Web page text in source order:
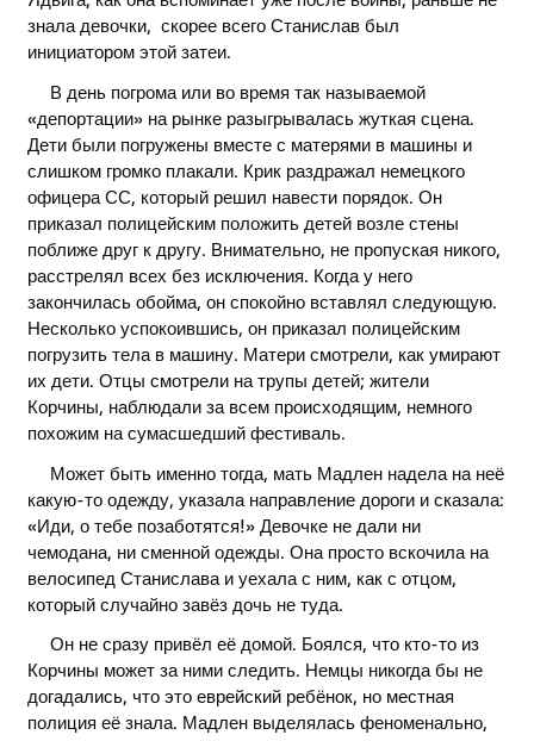
знала девочки, скорее всего Станислав был
инициатором этой затеи.
В день погрома или во время так называемой
«депортации» на рынке разыгрывалась жуткая сцена.
Дети были погружены вместе с матерями в машины и
слишком громко плакали. Крик раздражал немецкого
офицера СС, который решил навести порядок. Он
приказал полицейским положить детей возле стены
поближе друг к другу. Внимательно, не пропуская никого,
расстрелял всех без исключения. Когда у него
закончилась обойма, он спокойно вставлял следующую.
Несколько успокоившись, он приказал полицейским
погрузить тела в машину. Матери смотрели, как умирают
их дети. Отцы смотрели на трупы детей; жители
Корчины, наблюдали за всем происходящим, немного
похожим на сумасшедший фестиваль.
Может быть именно тогда, мать Мадлен надела на неё
какую-то одежду, указала направление дороги и сказала:
«Иди, о тебе позаботятся!» Девочке не дали ни
чемодана, ни сменной одежды. Она просто вскочила на
велосипед Станислава и уехала с ним, как с отцом,
который случайно завёз дочь не туда.
Он не сразу привёл её домой. Боялся, что кто-то из
Корчины может за ними следить. Немцы никогда бы не
догадались, что это еврейский ребёнок, но местная
полиция её знала. Мадлен выделялась феноменально,